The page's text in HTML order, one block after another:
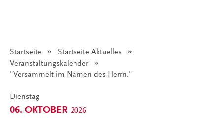
Startseite
Startseite Aktuelles
Veranstaltungskalender
Angezeigt:
"Versammelt im Namen des Herrn."
Dienstag
06. OKTOBER 2026